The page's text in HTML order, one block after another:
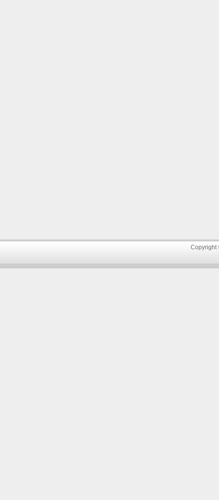
Copyright